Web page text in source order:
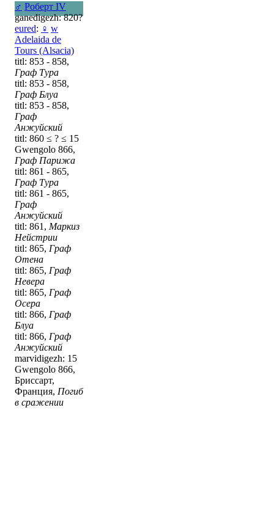
♂ Роберт IV
ganedigezh: 820?
eured: ♀ w
Adelaida de
Tours (Alsacia)
titl: 853 - 858,
Граф Тура
titl: 853 - 858,
Граф Блуа
titl: 853 - 858,
Граф
Анжуйский
titl: 860 ≤ ? ≤ 15
Gwengolo 866,
Граф Парижа
titl: 861 - 865,
Граф Тура
titl: 861 - 865,
Граф
Анжуйский
titl: 861, Маркиз
Нейстрии
titl: 865, Граф
Отена
titl: 865, Граф
Невера
titl: 865, Граф
Осера
titl: 866, Граф
Блуа
titl: 866, Граф
Анжуйский
marvidigezh: 15
Gwengolo 866,
Бриссарт,
Франция, Погиб
в сражении